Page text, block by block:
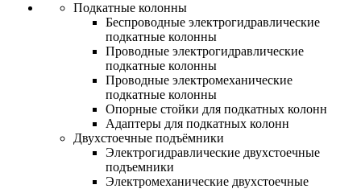
Подкатные колонны
Беспроводные электрогидравлические
подкатные колонны
Проводные электрогидравлические
подкатные колонны
Проводные электромеханические
подкатные колонны
Опорные стойки для подкатных колонн
Адаптеры для подкатных колонн
Двухстоечные подъёмники
Электрогидравлические двухстоечные
подъемники
Электромеханические двухстоечные